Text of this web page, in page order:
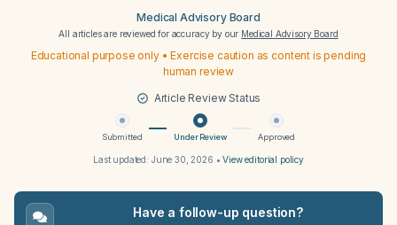
Medical Advisory Board
All articles are reviewed for accuracy by our Medical Advisory Board
Educational purpose only • Exercise caution as content is pending
human review
Article Review Status
Submitted Under Review Approved
Last updated: June 30, 2026 •View editorial policy
Have a follow-up question?